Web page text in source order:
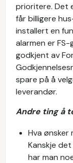
prioritere. Det
får billigere
installert en
alarmen er
godkjent av
spare på å
leverandør.
Andre ting å
Hva ønsker
Kanskje
har man